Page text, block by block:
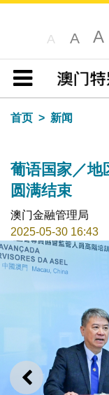
A A A
目录
首页
新闻
葡语国家／地
圆满结束
澳门金融管理局
2025-05-30 16:43
上一则